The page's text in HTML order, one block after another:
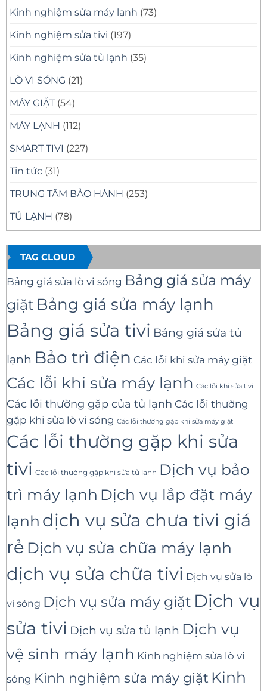
Kinh nghiệm sửa máy lạnh (73)
Kinh nghiệm sửa tivi (197)
Kinh nghiệm sửa tủ lạnh (35)
LÒ VI SÓNG (21)
MÁY GIẶT (54)
MÁY LẠNH (112)
SMART TIVI (227)
Tin tức (31)
TRUNG TÂM BẢO HÀNH (253)
TỦ LẠNH (78)
TAG CLOUD
Bảng giá sửa lò vi sóng Bảng giá sửa máy
giặt Bảng giá sửa máy lạnh
Bảng giá sửa tivi Bảng giá sửa tủ
lạnh Bảo trì điện Các lỗi khi sửa máy giặt
Các lỗi khi sửa máy lạnh Các lỗi khi sửa tivi
Các lỗi thường gặp của tủ lạnh Các lỗi thường
gặp khi sửa lò vi sóng Các lỗi thường gặp khi sửa máy giặt
Các lỗi thường gặp khi sửa
tivi Các lỗi thường gặp khi sửa tủ lạnh Dịch vụ bảo
trì máy lạnh Dịch vụ lắp đặt máy
lạnh dịch vụ sửa chưa tivi giá
rẻ Dịch vụ sửa chữa máy lạnh
dịch vụ sửa chữa tivi Dịch vụ sửa lò
vi sóng Dịch vụ sửa máy giặt Dịch vụ
sửa tivi Dịch vụ sửa tủ lạnh Dịch vụ
vệ sinh máy lạnh Kinh nghiệm sửa lò vi
sóng Kinh nghiệm sửa máy giặt Kinh